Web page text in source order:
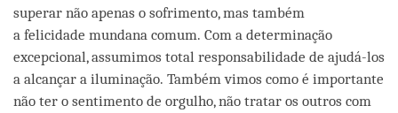
superar não apenas o sofrimento, mas também
a felicidade mundana comum. Com a determinação
excepcional, assumimos total responsabilidade de ajudá-los
a alcançar a iluminação. Também vimos como é importante
não ter o sentimento de orgulho, não tratar os outros com